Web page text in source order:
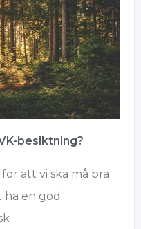
besiktning?
att vi ska må bra
en god